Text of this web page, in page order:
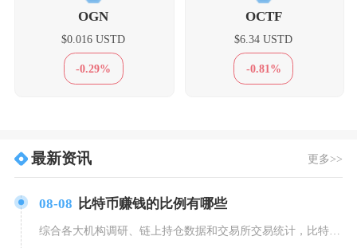
OGN
$0.016 USTD
-0.29%
OCTF
$6.34 USTD
-0.81%
最新资讯 更多>>
08-08 比特币赚钱的比例有哪些
综合各大机构调研、链上持仓数据和交易所交易统计，比特币投资整体赚钱比例可以划分为四大维度结